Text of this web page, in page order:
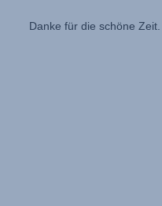
Danke für die schöne